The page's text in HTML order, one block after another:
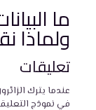
ما
ولماذا
تعليقات
عندما يترك